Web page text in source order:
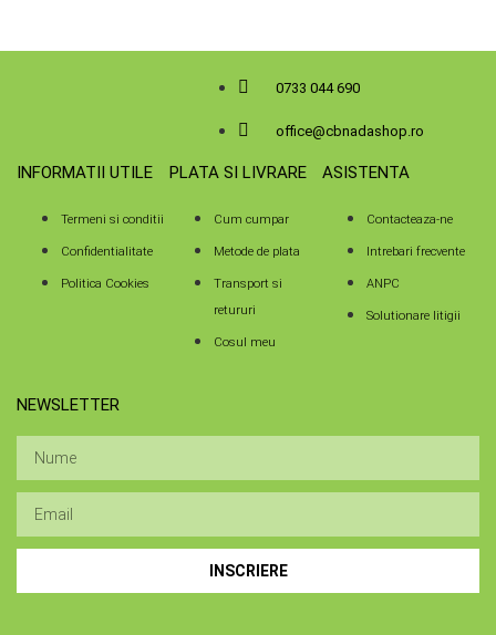
0733 044 690
office@cbnadashop.ro
INFORMATII UTILE
Termeni si conditii
Confidentialitate
Politica Cookies
PLATA SI LIVRARE
Cum cumpar
Metode de plata
Transport si
retururi
Cosul meu
ASISTENTA
Contacteaza-ne
Intrebari frecvente
ANPC
Solutionare litigii
NEWSLETTER
INSCRIERE